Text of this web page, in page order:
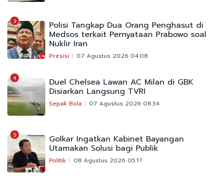
3 Polisi Tangkap Dua Orang Penghasut di
Medsos terkait Pernyataan Prabowo soal
Nuklir Iran
Presisi 07 Agustus 2026 04:08
4 Duel Chelsea Lawan AC Milan di GBK
Disiarkan Langsung TVRI
Sepak Bola 07 Agustus 2026 08:34
5 Golkar Ingatkan Kabinet Bayangan
Utamakan Solusi bagi Publik
Politik 08 Agustus 2026 05:17